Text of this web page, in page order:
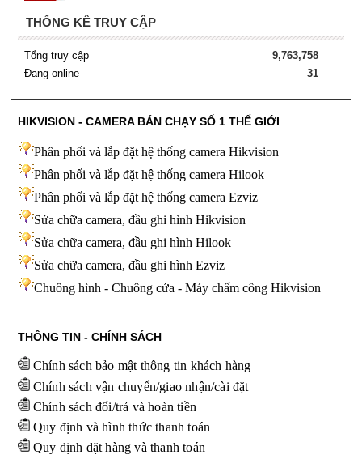
THỐNG KÊ TRUY CẬP
Tổng truy cập
9,763,758
Đang online
31
HIKVISION - CAMERA BÁN CHẠY SỐ 1 THẾ GIỚI
Phân phối và lắp đặt hệ thống camera Hikvision
Phân phối và lắp đặt hệ thống camera Hilook
Phân phối và lắp đặt hệ thống camera Ezviz
Sửa chữa camera, đầu ghi hình Hikvision
Sửa chữa camera, đầu ghi hình Hilook
Sửa chữa camera, đầu ghi hình Ezviz
Chuông hình - Chuông cửa - Máy chấm công Hikvision
THÔNG TIN - CHÍNH SÁCH
Chính sách bảo mật thông tin khách hàng
Chính sách vận chuyển/giao nhận/cài đặt
Chính sách đổi/trả và hoàn tiền
Quy định và hình thức thanh toán
Quy định đặt hàng và thanh toán